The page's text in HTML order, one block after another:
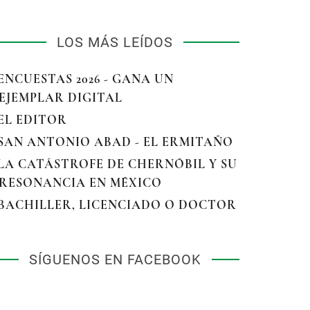
LOS MÁS LEÍDOS
2026 - GANA UN
DIGITAL
EDITOR
ANTONIO ABAD - EL ERMITAÑO
CATÁSTROFE DE CHERNÓBIL Y SU
EN MÉXICO
LICENCIADO O DOCTOR
SÍGUENOS EN FACEBOOK